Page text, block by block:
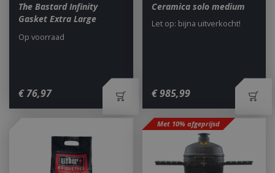
The Bastard Infinity
Gasket Extra Large
€ 76,97
Op voorraad
Ceramica solo medium
€ 985,99
Let op: bijna uitverkocht!
Met 10% afgeprijsd